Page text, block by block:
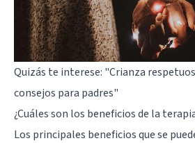
Quizás te interese: "Crianza
consejos para padres"
¿Cuáles son los beneficios de la
Los principales beneficios que se